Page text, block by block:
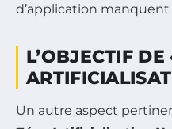
d’application manquent
L’OBJECTIF DE
Un autre aspect